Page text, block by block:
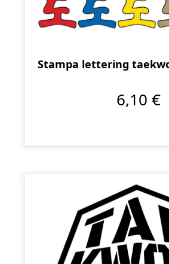
Stampa lettering
6,10 €